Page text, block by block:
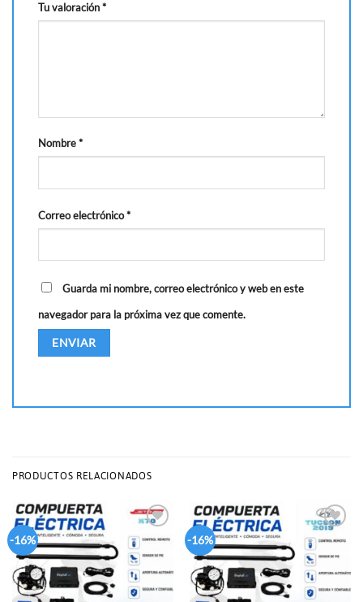
Tu valoración *
Nombre *
Correo electrónico*
Guarda mi nombre, correo electrónico y web en este
navegador para la próxima vez que comente.
PRODUCTOS RELACIONADOS
-16%
Add to
wishlist
-16%